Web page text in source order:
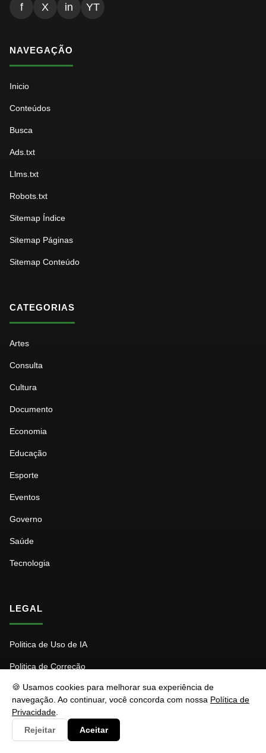
🍪 Usamos cookies para melhorar sua experiência de
navegação. Ao continuar, você concorda com nossa Política de
Privacidade
Rejeitar
Aceitar
f X in YT
NAVEGAÇÃO
Inicio
Conteúdos
Busca
Ads.txt
Llms.txt
Robots.txt
Sitemap Índice
Sitemap Páginas
Sitemap Conteúdo
CATEGORIAS
Artes
Consulta
Cultura
Documento
Economia
Educação
Esporte
Eventos
Governo
Saúde
Tecnologia
LEGAL
Politica de Uso de IA
Politica de Correção
Politica de Privacidade
Politica de Patrocínio
Politica de Cookies